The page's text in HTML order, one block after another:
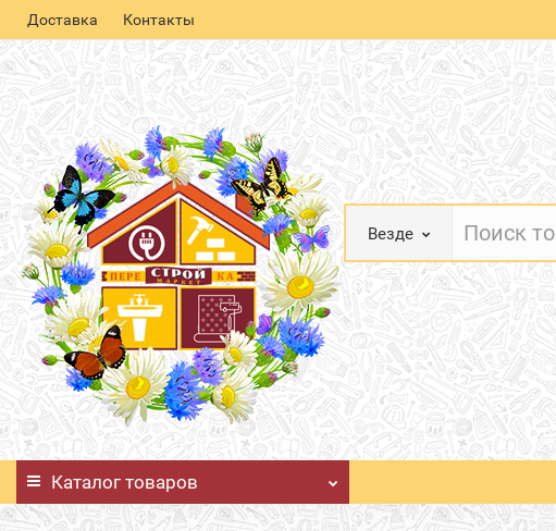
Доставка Контакты
Везде
Каталог товаров